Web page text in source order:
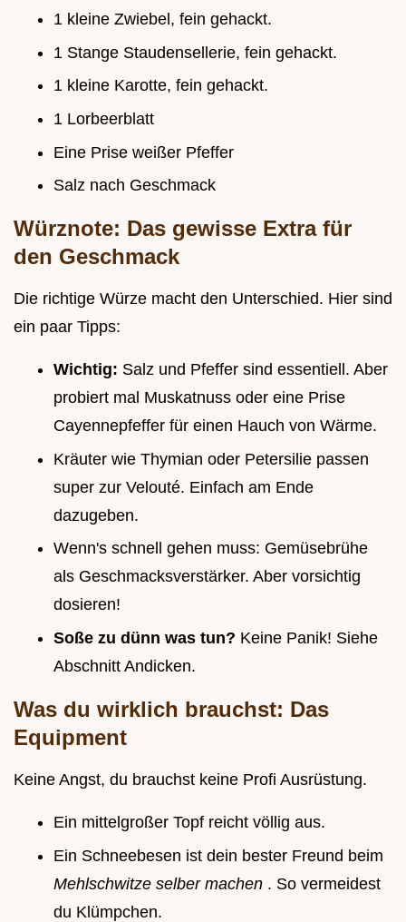
1 kleine Zwiebel, fein gehackt.
1 Stange Staudensellerie, fein gehackt.
1 kleine Karotte, fein gehackt.
1 Lorbeerblatt
Eine Prise weißer Pfeffer
Salz nach Geschmack
Würznote: Das gewisse Extra für
den Geschmack
Die richtige Würze macht den Unterschied. Hier sind
ein paar Tipps:
Wichtig: Salz und Pfeffer sind essentiell. Aber
probiert mal Muskatnuss oder eine Prise
Cayennepfeffer für einen Hauch von Wärme.
Kräuter wie Thymian oder Petersilie passen
super zur Velouté. Einfach am Ende
dazugeben.
Wenn's schnell gehen muss: Gemüsebrühe
als Geschmacksverstärker. Aber vorsichtig
dosieren!
Soße zu dünn was tun? Keine Panik! Siehe
Abschnitt Andicken.
Was du wirklich brauchst: Das
Equipment
Keine Angst, du brauchst keine Profi Ausrüstung.
Ein mittelgroßer Topf reicht völlig aus.
Ein Schneebesen ist dein bester Freund beim
Mehlschwitze selber machen . So vermeidest
du Klümpchen.